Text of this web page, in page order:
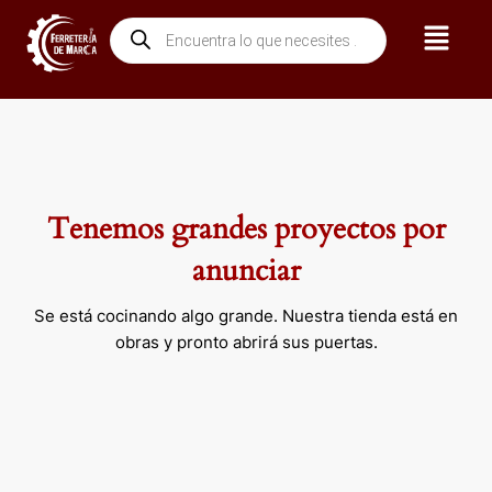
contenido
Búsqueda
de
productos
Menú
Tenemos grandes proyectos por
anunciar
Se está cocinando algo grande. Nuestra tienda está en
obras y pronto abrirá sus puertas.